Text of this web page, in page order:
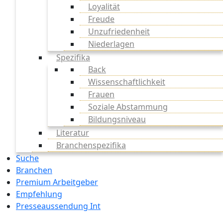
Loyalität
Freude
Unzufriedenheit
Niederlagen
Spezifika
Back
Wissenschaftlichkeit
Frauen
Soziale Abstammung
Bildungsniveau
Literatur
Branchenspezifika
Suche
Branchen
Premium Arbeitgeber
Empfehlung
Presseaussendung Int